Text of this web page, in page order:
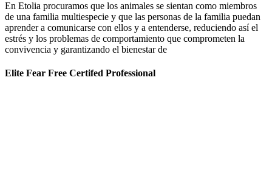
En Etolia procuramos que los animales se sientan como miembros
de una familia multiespecie y que las personas de la familia puedan
aprender a comunicarse con ellos y a entenderse, reduciendo así el
estrés y los problemas de comportamiento que comprometen la
convivencia y garantizando el bienestar de
Elite Fear Free Certifed Professional